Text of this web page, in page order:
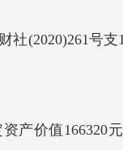
(2020)261号支
产价值166320